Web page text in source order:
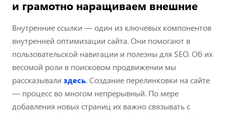
и грамотно наращиваем внешние
Внутренние ссылки — один из ключевых компонентов
внутренней оптимизации сайта. Они помогают в
пользовательской навигации и полезны для SEO. Об их
весомой роли в поисковом продвижении мы
рассказывали здесь. Создание перелинковки на сайте
— процесс во многом непрерывный. По мере
добавления новых страниц их важно связывать с